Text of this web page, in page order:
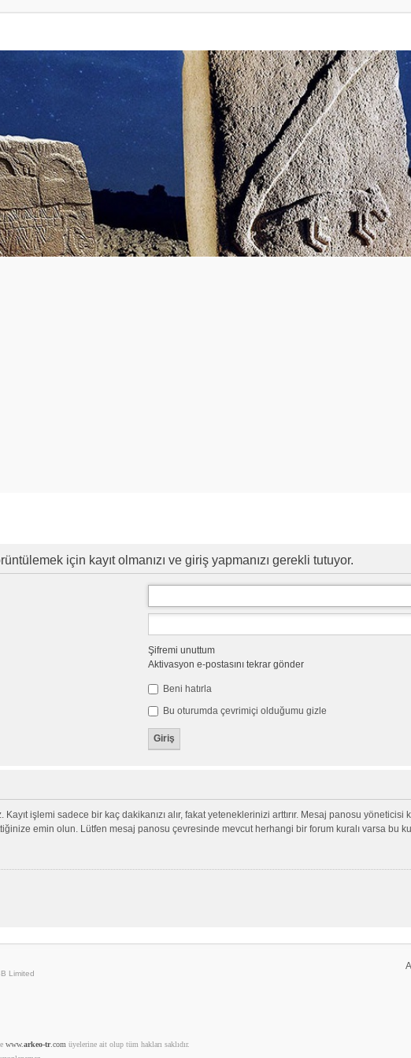
için kayıt olmanızı ve giriş yapmanızı gerekli tutuyor.
Şifremi unuttum
Aktivasyon e-postasını tekrar gönder
Beni hatırla
Bu oturumda çevrimiçi olduğumu gizle
Kayıt işlemi sadece bir kaç dakikanızı alır, fakat yeteneklerinizi arttırır. Mesaj panosu
emin olun. Lütfen mesaj panosu çevresinde mevcut herhangi bir forum kuralı varsa bu
Limited
www.arkeo-tr.com üyelerine ait olup tüm hakları saklıdır.